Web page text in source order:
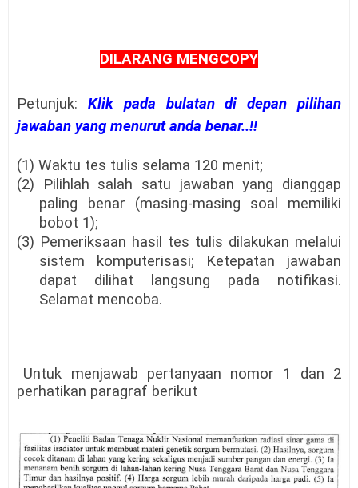
DILARANG MENGCOPY
Petunjuk: Klik pada bulatan di depan pilihan
jawaban yang menurut anda benar..!!
(1) Waktu tes tulis selama 120 menit;
(2) Pilihlah salah satu jawaban yang dianggap
paling benar (masing-masing soal memiliki
bobot 1);
(3) Pemeriksaan hasil tes tulis dilakukan melalui
sistem komputerisasi; Ketepatan jawaban
dapat dilihat langsung pada notifikasi.
Selamat mencoba.
Untuk menjawab pertanyaan nomor 1 dan 2
perhatikan paragraf berikut